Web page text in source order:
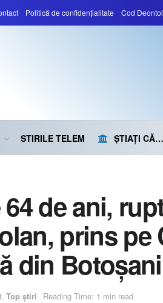
Politică de confidențialitate Cod
STIRILE TELEM ȘTIAȚI
de ani,
prins pe
din
, Top știri Reading Time: 1 min read